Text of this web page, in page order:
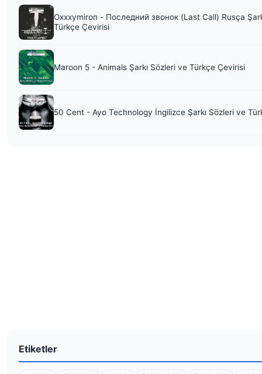
Oxxxymiron - Последний звонок (Last Call) Rusça
Türkçe Çevirisi
Maroon 5 - Animals Şarkı Sözleri ve Türkçe Çevirisi
50 Cent - Ayo Technology İngilizce Şarkı Sözleri ve
Etiketler